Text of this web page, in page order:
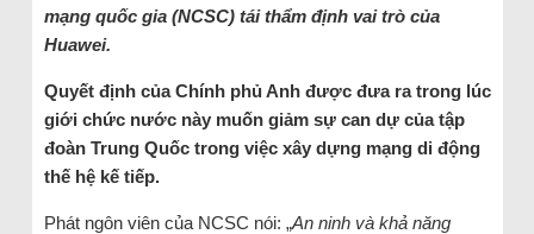
mạng quốc gia (NCSC) tái thẩm định vai trò của
Huawei.
Quyết định của Chính phủ Anh được đưa ra trong lúc
giới chức nước này muốn giảm sự can dự của tập
đoàn Trung Quốc trong việc xây dựng mạng di động
thế hệ kế tiếp.
Phát ngôn viên của NCSC nói: „An ninh và khả năng